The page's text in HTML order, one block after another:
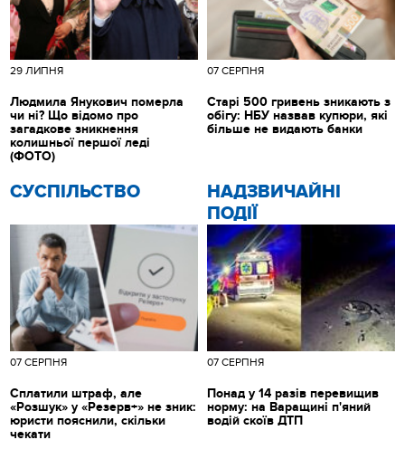
CУСПІЛЬСТВО
07 СЕРПНЯ
Сплатили штраф, але
«Розшук» у «Резерв+» не зник:
юристи пояснили, скільки
чекати
НАДЗВИЧАЙНІ
ПОДІЇ
07 СЕРПНЯ
Понад у 14 разів перевищив
норму: на Варащині п'яний
водій скоїв ДТП
29 ЛИПНЯ
Людмила Янукович померла
чи ні? Що відомо про
загадкове зникнення
колишньої першої леді
(ФОТО)
07 СЕРПНЯ
Старі 500 гривень зникають з
обігу: НБУ назвав купюри, які
більше не видають банки